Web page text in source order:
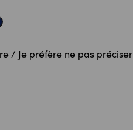
/ Je préfère ne pas préciser